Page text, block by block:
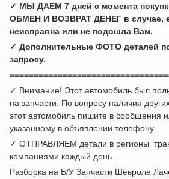
✓ МЫ ДАЕМ 7 дней с момента
ОБМЕН И ВОЗВРАТ ДЕНЕГ в случае,
неисправна или не подошла Вам.
✓ Дополнительные ФОТО деталей
запросу.
✓ Внимание! Этот автомобиль был
на запчасти. По вопросу наличия
этот автомобиль пишите в сообщения
указанному в объявлении телефону.
✓ ОТПРАВЛЯЕМ детали в регионы
компаниями каждый день .
Разборка на Б/У Запчасти Шевроле